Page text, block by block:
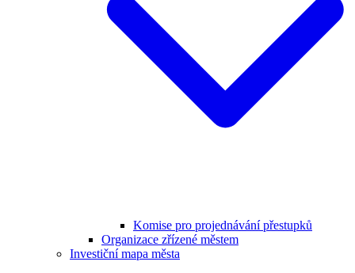
Komise pro projednávání přestupků
Organizace zřízené městem
Investiční mapa města